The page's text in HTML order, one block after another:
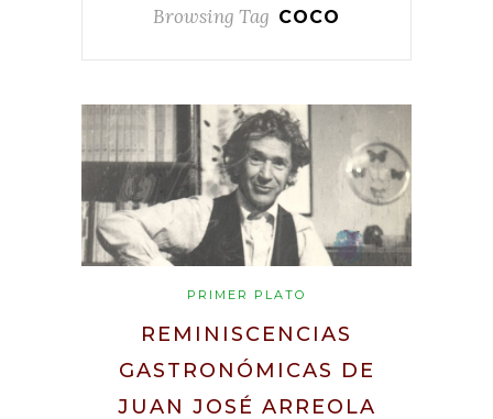
Browsing Tag COCO
PRIMER PLATO
REMINISCENCIAS
GASTRONÓMICAS DE
JUAN JOSÉ ARREOLA